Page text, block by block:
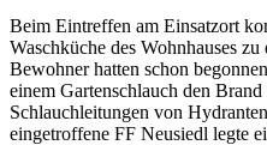
Beim Eintreffen am Einsatzort
Waschküche des Wohnhauses
Bewohner hatten schon
einem Gartenschlauch den
Schlauchleitungen von
eingetroffene FF Neusiedl legte